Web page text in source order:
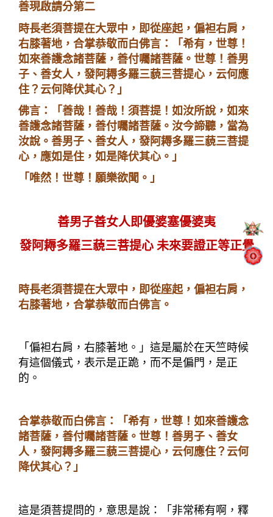
善現啟請分第二
時長老須菩提在大眾中，即從座起，偏袒右肩，
右膝著地，合掌恭敬而白佛言：「希有，世尊！
如來善護念諸菩薩，善付囑諸菩薩。世尊！善男
子、善女人，發阿耨多羅三藐三菩提心， 云何應
住？云何降伏其心？ 」
佛言：「善哉！善哉！須菩提！如汝所說，如來
善護念諸菩薩，善付囑諸菩薩。汝今諦聽，當為
汝說。善男子、善女人，發阿耨多羅三藐三菩提
心， 應如是住，如是降伏其心 。」
「唯然！世尊！願樂欲聞。」
善男子善女人即優婆塞優婆夷
發阿耨多羅三藐三菩提心 未來要證正等正覺
時長老須菩提在大眾中，即從座起，偏袒右肩，
右膝著地，合掌恭敬而白佛言。
「偏袒右肩，右膝著地。」這是屬於在天竺時候
有這個儀式，表示是正跪，而不是偏門，是正
的。
合掌恭敬而白佛言：「希有，世尊！如來善護念
諸菩薩，善付囑諸菩薩。世尊！善男子、善女
人，發阿耨多羅三藐三菩提心， 云何應住？云何
降伏其心？ 」
這是須菩提問的，意思是說：「非常稀有啊，釋